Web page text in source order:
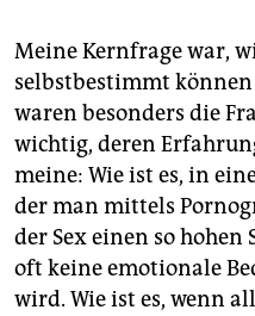
Meine Kernfrage war,
selbstbestimmt können
waren besonders die
wichtig, deren
meine: Wie ist es, in
der man mittels
der Sex einen so
oft keine emotionale
wird. Wie ist es, wenn